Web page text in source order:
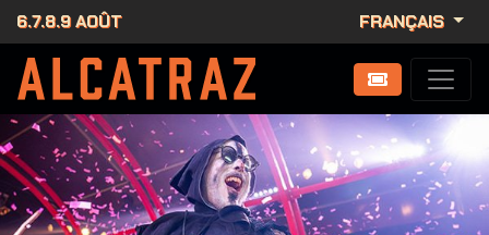
6.7.8.9 AOÛT FRANÇAIS